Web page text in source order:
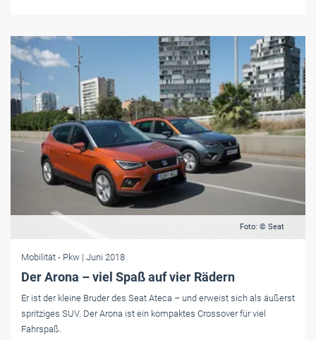
Foto: © Seat
Mobilität - Pkw | Juni 2018
Der Arona – viel Spaß auf vier Rädern
Er ist der kleine Bruder des Seat Ateca – und erweist sich als äußerst
spritziges SUV. Der Arona ist ein kompaktes Crossover für viel
Fahrspaß.